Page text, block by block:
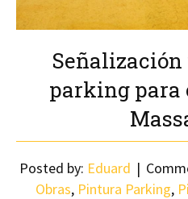
parking para
Posted by: Eduard
Obras, Pintura Parking,